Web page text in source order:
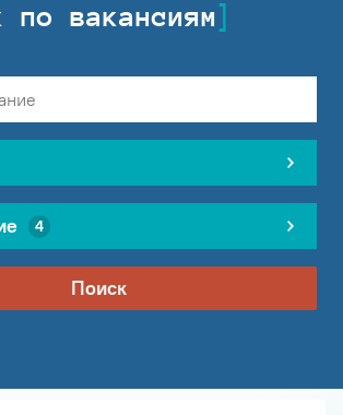
по вакансиям
4
Поиск